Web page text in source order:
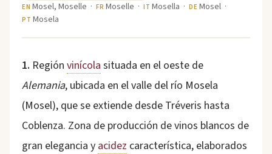
EN Mosel, Moselle ·FR Moselle ·IT Mosella ·DE Mosel ·
PT Mosela
1. Región vinícola situada en el oeste de
Alemania, ubicada en el valle del río Mosela
(Mosel), que se extiende desde Tréveris hasta
Coblenza. Zona de producción de vinos blancos de
gran elegancia y acidez característica, elaborados